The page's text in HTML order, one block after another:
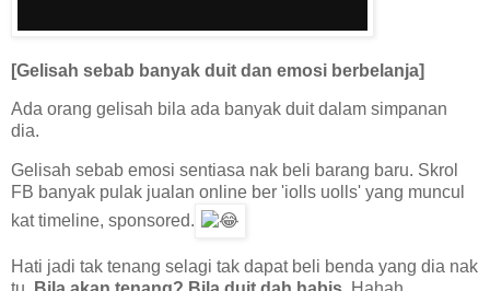
[Gelisah sebab banyak duit dan emosi berbelanja]
Ada orang gelisah bila ada banyak duit dalam simpanan
dia.
Gelisah sebab emosi sentiasa nak beli barang baru. Skrol
FB banyak pulak jualan online ber 'iolls uolls' yang muncul
kat timeline, sponsored.
Hati jadi tak tenang selagi tak dapat beli benda yang dia nak